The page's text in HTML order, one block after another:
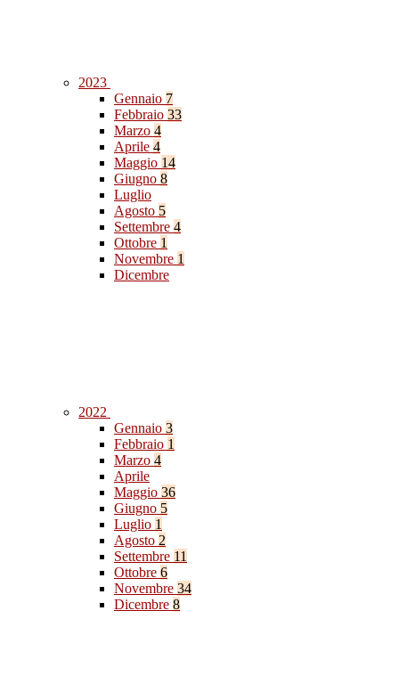
2023
Gennaio 7
Febbraio 33
Marzo 4
Aprile 4
Maggio 14
Giugno 8
Luglio
Agosto 5
Settembre 4
Ottobre 1
Novembre 1
Dicembre
2022
Gennaio 3
Febbraio 1
Marzo 4
Aprile
Maggio 36
Giugno 5
Luglio 1
Agosto 2
Settembre 11
Ottobre 6
Novembre 34
Dicembre 8